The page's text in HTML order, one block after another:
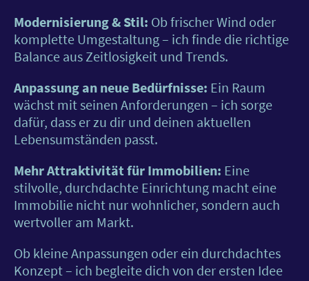
Modernisierung & Stil: Ob frischer Wind oder
komplette Umgestaltung – ich finde die richtige
Balance aus Zeitlosigkeit und Trends.
Anpassung an neue Bedürfnisse: Ein Raum
wächst mit seinen Anforderungen – ich sorge
dafür, dass er zu dir und deinen aktuellen
Lebensumständen passt.
Mehr Attraktivität für Immobilien: Eine
stilvolle, durchdachte Einrichtung macht eine
Immobilie nicht nur wohnlicher, sondern auch
wertvoller am Markt.
Ob kleine Anpassungen oder ein durchdachtes
Konzept – ich begleite dich von der ersten Idee